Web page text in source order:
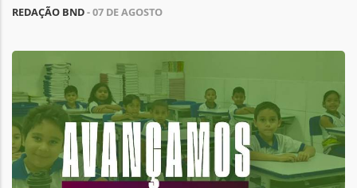
REDAÇÃO BND- 07 DE AGOSTO